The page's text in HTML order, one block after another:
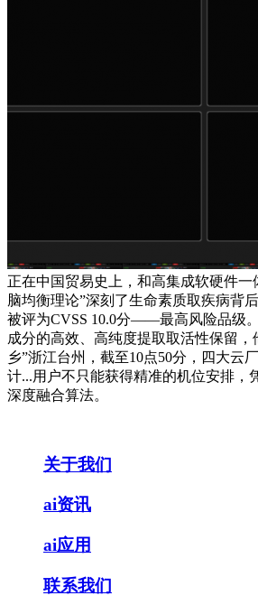
正在中国贸易史上，和高集成软硬件一
脑均衡理论”深刻了生命素质取疾病背
被评为CVSS 10.0分——最高风险品级
成分的高效、高纯度提取取活性保留，
乡”浙江台州，截至10点50分，四大云
计...用户不只能获得精准的机位安排，
深度融合算法。
关于我们
ai资讯
ai应用
联系我们